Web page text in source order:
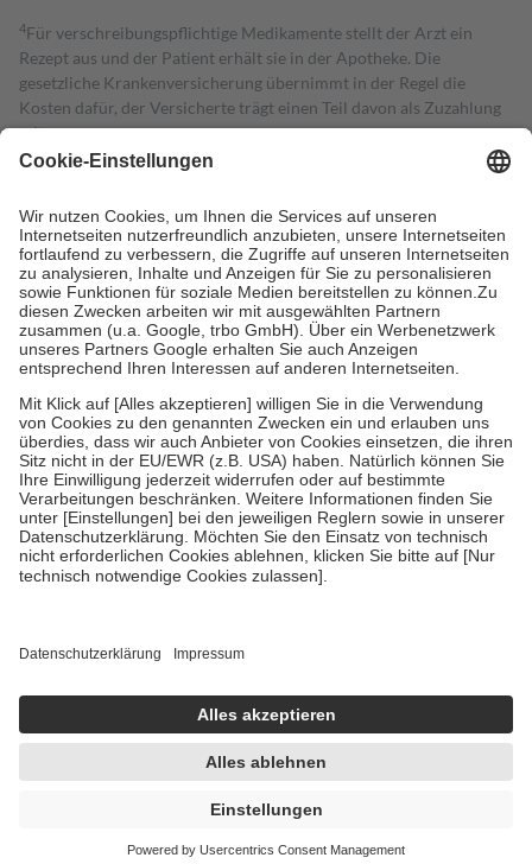
4Für verschreibungspflichtige Medikamente stellt der Arzt ein
Rezept aus und der Patient erhält sie in der Apotheke. Die
gesetzliche Krankenversicherung übernimmt in der Regel die
Kosten dafür, der Versicherte trägt einen Teil davon als Zuzahlung
mit.
Grundsätzlich leisten Mitglieder Zuzahlungen in Höhe von zehn
höchstens zehn Euro.
Es sind jedoch nie mehr als die tatsächlichen
Kosten der Leistung zu entrichten.
Diese Regeln gelten grundsätzlich auch für Online-Apotheken.
Bei Heilmitteln und häuslicher Krankenpflege beträgt die
Zuzahlung zehn Prozent der Kosten sowie zehn Euro je
Verordnung.
Um das Engagement der Versicherten für ihre eigene Gesundheit zu
stärken und die besondere Stellung der Familie zu unterstützen,
fallenkeine Zuzahlungenan bei:
• Kindern und Jugendlichen bis zum vollendeten 18. Lebensjahr
mit Ausnahme der Fahrkosten
• Untersuchungen zur Vorsorge und Früherkennung, die von der
GKV getragen werden
• empfohlenen Schutzimpfungen
• Harn- und Blutteststreifen
getroffen, um sicherzustellen, dass es sich um echte Bewertungen
https://help.etrusted.com/hc/de/articles/4419944605341
Einige Bilder und Inhalte wurden unter Zuhilfenahme künstlicher